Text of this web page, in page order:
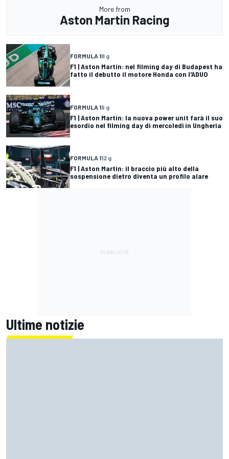
More from
Aston Martin Racing
FORMULA 18 g
F1 | Aston Martin: nel filming day di Budapest ha
fatto il debutto il motore Honda con l'ADUO
FORMULA 19 g
F1 | Aston Martin: la nuova power unit farà il suo
esordio nel filming day di mercoledì in Ungheria
FORMULA 112 g
F1 | Aston Martin: il braccio più alto della
sospensione dietro diventa un profilo alare
Ultime notizie